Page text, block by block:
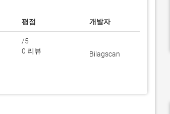
평점 개발자
/5
0 리뷰
Bilagscan